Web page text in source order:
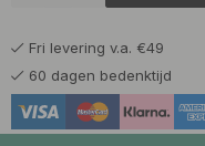
Fri levering v.a. €49
60 dagen bedenktijd